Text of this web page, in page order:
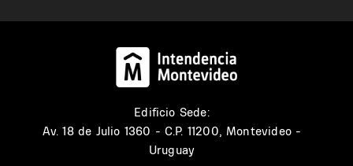
Edificio Sede:
Av. 18 de Julio 1360 - C.P. 11200, Montevideo -
Uruguay